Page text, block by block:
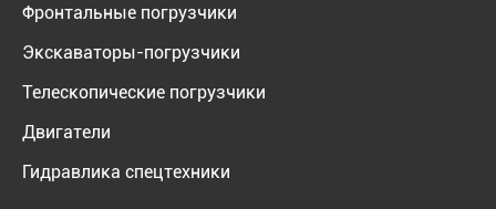
Фронтальные погрузчики
Экскаваторы-погрузчики
Телескопические погрузчики
Двигатели
Гидравлика спецтехники